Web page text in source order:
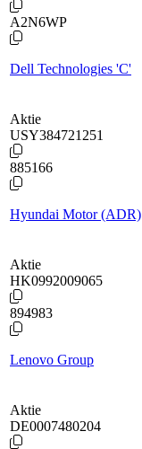
A2N6WP
Dell Technologies 'C'
Aktie
USY384721251
885166
Hyundai Motor (ADR)
Aktie
HK0992009065
894983
Lenovo Group
Aktie
DE0007480204